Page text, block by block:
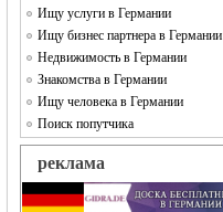
Ищу услуги в Германии
Ищу бизнес партнера в Германии
Недвижимость в Германии
Знакомства в Германии
Ищу человека в Германии
Поиск попутчика
реклама